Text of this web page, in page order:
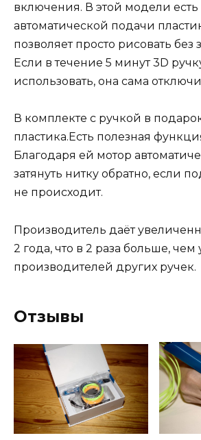
включения. В этой модели
автоматической подачи
позволяет просто рисовать без
Если в течение 5 минут 3D
использовать, она сама
В комплекте с ручкой в
пластика.Есть полезная
Благодаря ей мотор
затянуть нитку обратно, если
не происходит.
Производитель даёт
2 года, что в 2 раза больше, чем
производителей других ручек.
Отзывы